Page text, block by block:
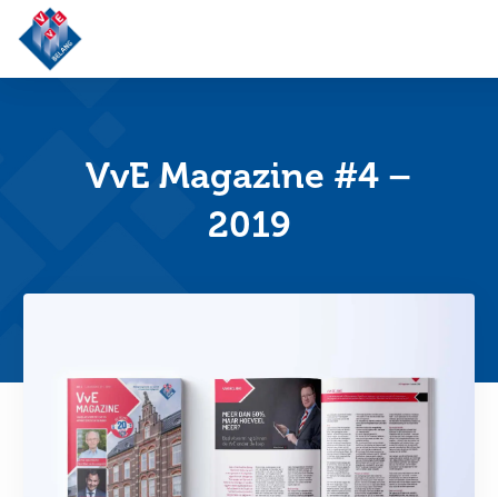
VvE Magazine #4 –
2019